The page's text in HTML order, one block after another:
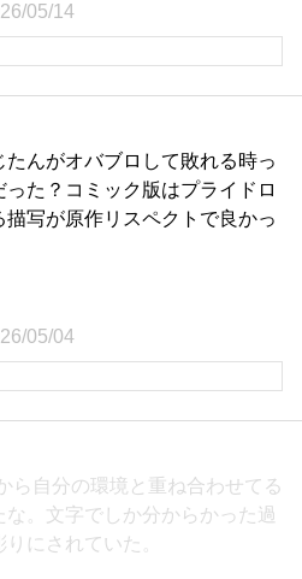
05/14
んがオバブロして敗れる時っ
た？コミック版はプライドロ
描写が原作リスペクトで良かっ
05/04
ら自分の環境と重ね合わせてる
な。文字でしか分からかった過
にされていた。